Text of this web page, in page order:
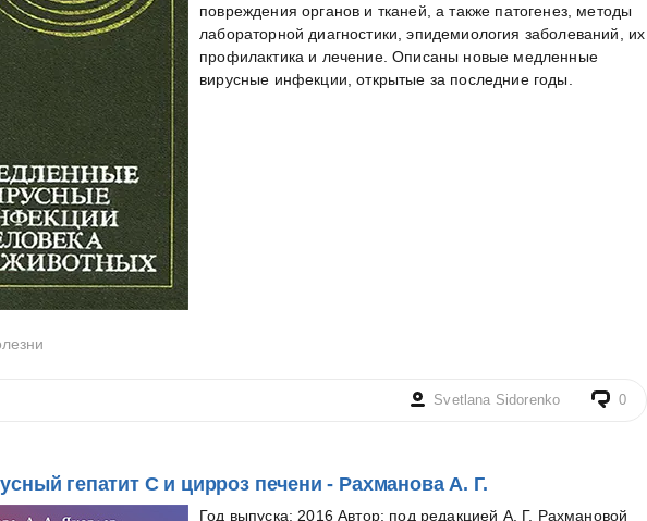
повреждения органов и тканей, а также патогенез, методы
лабораторной диагностики, эпидемиология заболеваний, их
профилактика и лечение. Описаны новые медленные
вирусные инфекции, открытые за последние годы.
Svetlana Sidorenko 0
гепатит С и цирроз печени - Рахманова А. Г.
Год выпуска: 2016 Автор: под редакцией А. Г. Рахмановой